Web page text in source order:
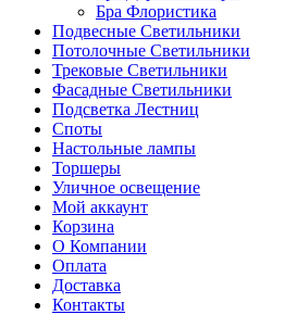
Бра Флористика
Подвесные Светильники
Потолочные Светильники
Трековые Светильники
Фасадные Светильники
Подсветка Лестниц
Споты
Настольные лампы
Торшеры
Уличное освещение
Мой аккаунт
Корзина
О Компании
Оплата
Доставка
Контакты